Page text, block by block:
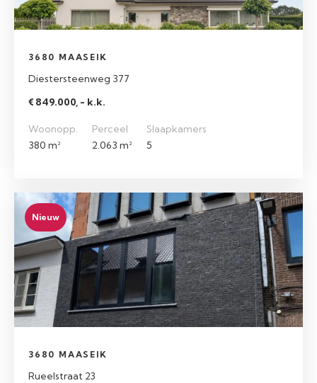
3680 MAASEIK
Diestersteenweg 377
€ 849.000, - k.k.
Woonopp.
380 m²
Perceel
2.063 m²
Slaapkamers
5
Nieuw
3680 MAASEIK
Rueelstraat 23